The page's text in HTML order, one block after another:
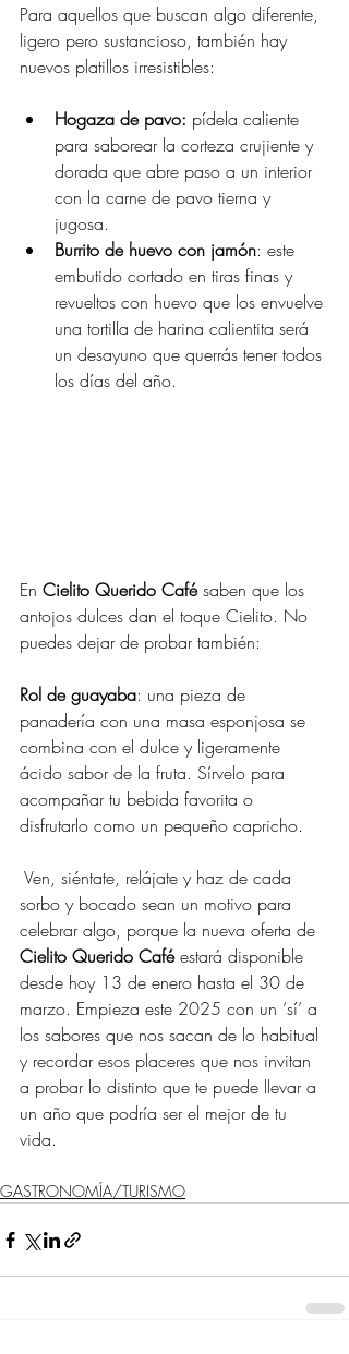
Para aquellos que buscan algo diferente,
ligero pero sustancioso, también hay
nuevos platillos irresistibles:
Hogaza de pavo: pídela caliente
para saborear la corteza crujiente y
dorada que abre paso a un interior
con la carne de pavo tierna y
jugosa.
Burrito de huevo con jamón: este
embutido cortado en tiras finas y
revueltos con huevo que los envuelve
una tortilla de harina calientita será
un desayuno que querrás tener todos
los días del año.
En Cielito Querido Café saben que los
antojos dulces dan el toque Cielito. No
puedes dejar de probar también: ​
Rol de guayaba: una pieza de
panadería con una masa esponjosa se
combina con el dulce y ligeramente
ácido sabor de la fruta. Sírvelo para
acompañar tu bebida favorita o
disfrutarlo como un pequeño capricho.
Ven, siéntate, relájate y haz de cada
sorbo y bocado sean un motivo para
celebrar algo, porque la nueva oferta de
Cielito Querido Café estará disponible
desde hoy 13 de enero hasta el 30 de
marzo. Empieza este 2025 con un ‘sí’ a
los sabores que nos sacan de lo habitual
y recordar esos placeres que nos invitan
a probar lo distinto que te puede llevar a
un año que podría ser el mejor de tu
vida.
GASTRONOMÍA/TURISMO